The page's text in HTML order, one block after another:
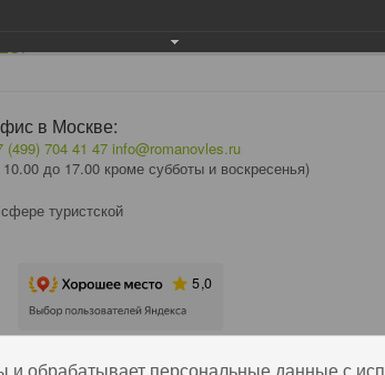
в Москве:
(499) 704 41 47 info@romanovles.ru
10.00 до 17.00 кроме субботы и воскресенья)
туристской